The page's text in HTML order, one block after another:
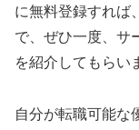
に無料登録すれば、
で、ぜひ一度、サ
を紹介してもらい
自分が転職可能な